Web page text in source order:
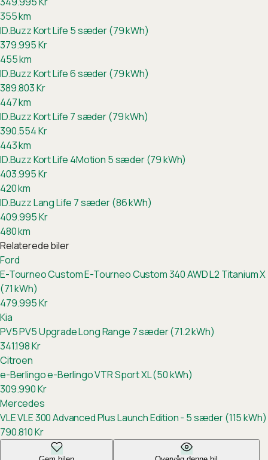
355km
ID.Buzz Kort Life 5 sæder (79 kWh)
379.995Kr
455km
ID.Buzz Kort Life 6 sæder (79 kWh)
389.803Kr
447km
ID.Buzz Kort Life 7 sæder (79 kWh)
390.554Kr
443km
ID.Buzz Kort Life 4Motion 5 sæder (79 kWh)
403.995Kr
420km
ID.Buzz Lang Life 7 sæder (86 kWh)
409.995Kr
480km
Relaterede biler
Ford
E-Tourneo CustomE-Tourneo Custom 340 AWD L2 Titanium X
(71 kWh)
479.995Kr
Kia
PV5PV5 Upgrade Long Range 7 sæder (71.2 kWh)
341.198Kr
Citroen
e-Berlingoe-Berlingo VTR Sport XL (50 kWh)
309.990Kr
Mercedes
VLEVLE 300 Advanced Plus Launch Edition - 5 sæder (115 kWh)
790.810Kr